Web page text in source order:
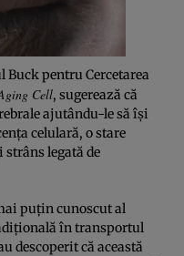
pentru Cercetarea
Cell, sugerează că
ajutându-le să își
celulară, o stare
legată de
puțin cunoscut al
în transportul
descoperit că această